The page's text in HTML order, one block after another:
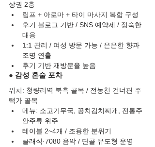
상권 2층
림프 + 아로마 + 타이 마사지 복합 구성
후기 블로그 기반 / SNS 예약제 / 정숙한
대응
1:1 관리 / 여성 방문 가능 / 은은한 향과
조명 연출
후기 기반 재방문율 높음
● 감성 혼술 포차
위치: 청량리역 북측 골목 / 전농천 건너편 주
택가 골목
메뉴: 소고기무국, 꽁치김치찌개, 전통주
안주류 위주
테이블 2~4개 / 조용한 분위기
클래식·7080 음악 / 단골 유도형 운영